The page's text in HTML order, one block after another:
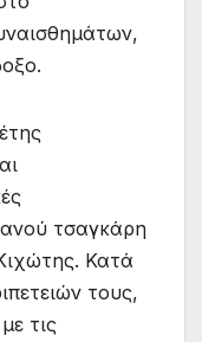
τσαγκάρη
Κατά
τους,
τις